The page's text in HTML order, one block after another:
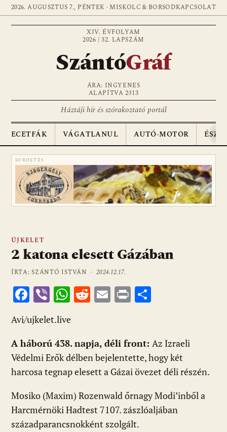
2026. AUGUSZTUS 7., PÉNTEK · MISKOLC & BORSODKAPCSOLAT
XIV. ÉVFOLYAM
2026 / 32. LAPSZÁM
SzántóGráf
ÁRA: INGYENES
ALAPÍTVA 2013
Háztáji hír és szórakoztató portál
ECETFÁK VÁGATLANUL AUTÓ-MOTOR
HIRDETÉS
ÚJKELET
2 katona elesett Gázában
ÍRTA: SZÁNTÓ ISTVÁN ·2024.12.17.
F
ac
e
b
o
o
k
Vi
b
er
W
at
s
A
p
p
R
di
t
E
l
Pr
m
e
g
Avi/ujkelet.live
A háború 438. napja, déli front: Az Izraeli
Védelmi Erők délben bejelentette, hogy két
harcosa tegnap elesett a Gázai övezet déli részén.
Mosiko (Maxim) Rozenwald őrnagy Modi’inből a
Harcmérnöki Hadtest 7107. zászlóaljában
századparancsnokként szolgált.